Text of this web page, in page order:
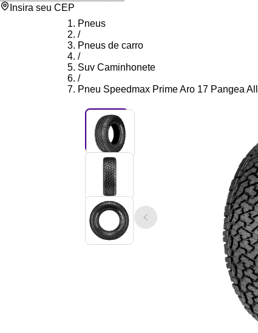
Insira seu CEP
Pneus
/
Pneus de carro
/
Suv Caminhonete
/
Pneu Speedmax Prime Aro 17 Pangea